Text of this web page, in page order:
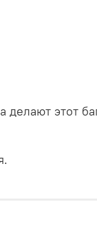
делают этот